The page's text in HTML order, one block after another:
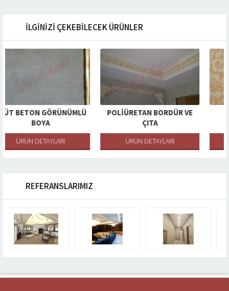
İLGİNİZİ ÇEKEBİLECEK ÜRÜNLER
POLIÜRETAN BORDÜR VE
TUSCANO
REFERANSLARIMIZ